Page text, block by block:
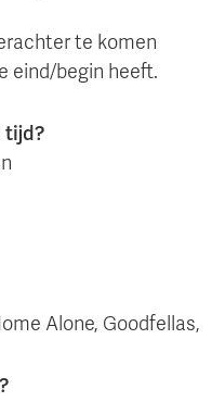
te komen
eind/begin heeft.
tijd?
Alone, Goodfellas,